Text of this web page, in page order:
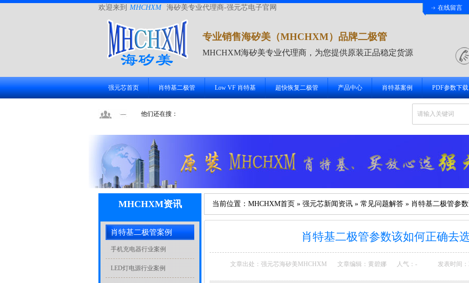
欢迎来到 MHCHXM 海矽美专业代理商-强元芯电子官网 在线留言
专业销售海矽美（MHCHXM）品牌二极管
MHCHXM海矽美专业代理商，为您提供原装正品稳定货源
强元芯首页 肖特基二极管 Low VF 肖特基 超快恢复二极管 产品中心 肖特基案例 PDF参数下载
他们还在搜：
当前位置： MHCHXM首页 » 强元芯新闻资讯 » 常见问题解答 » 肖特基二极管参
肖特基二极管参数该如何正确去
文章出处：强元芯海矽美MHCHXM 文章编辑：黄碧娜 人气： - 发表时间：
MHCHXM资讯
肖特基二极管案例
手机充电器行业案例
LED灯电源行业案例